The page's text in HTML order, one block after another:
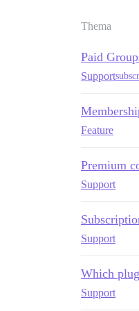
Thema
Paid
Support
Feature
Premium
Support
Support
Which
Support